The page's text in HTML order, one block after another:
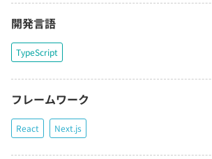
開発言語
TypeScript
フレームワーク
React Next.js